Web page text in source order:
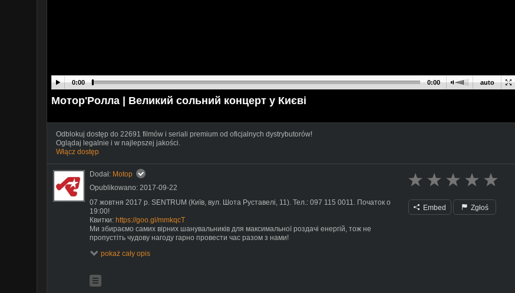
auto
0:00 0:00
Mотор'Ролла | Великий сольний концерт у Києві
Odblokuj dostęp do 22691 filmów i seriali premium od oficjalnych dystrybutorów!
Oglądaj legalnie i w najlepszej jakości.
Włącz dostęp
Dodał: Motop
Opublikowano: 2017-09-22
07 жовтня 2017 р. SENTRUM (Київ, вул. Шота Руставелі, 11). Тел.: 097 115 0011. Початок о
19:00!
Квитки: https://goo.gl/mmkqcT
Ми збираємо самих вірних шанувальників для максимальної роздачі енергій, тож не
пропустіть чудову нагоду гарно провести час разом з нами!
Організація концертів: +38 067 508 6272 / bdnm@ukr.net
• Офіційний сайт:
• Facebook:
pokaż cały opis
Embed Zgłoś